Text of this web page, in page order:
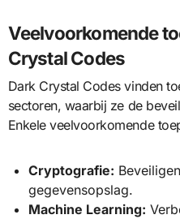
Veelvoorkomende
Crystal Codes
Dark Crystal Codes vinden
sectoren, waarbij ze de
Enkele veelvoorkomende
Cryptografie:
gegevensopslag.
Machine Learning: